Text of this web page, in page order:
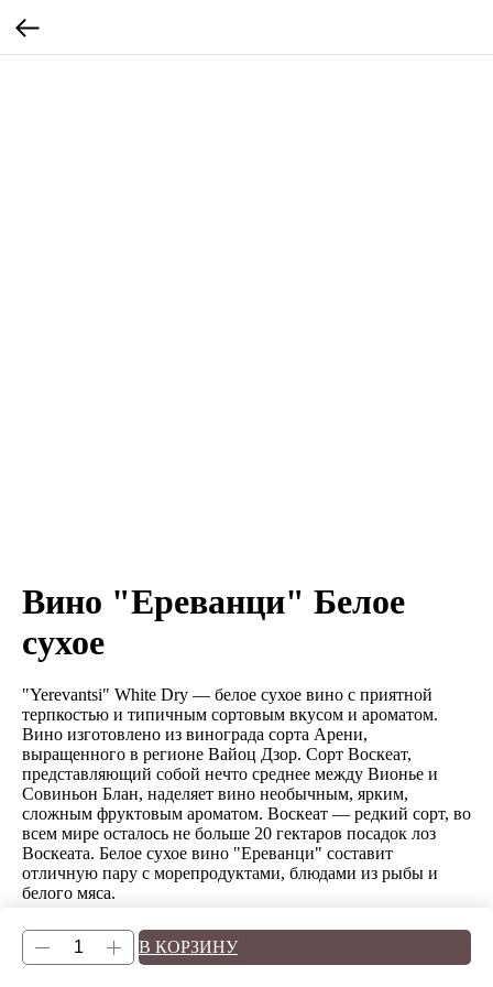
Вино "Ереванци" Белое
сухое
В КОРЗИНУ
"Yerevantsi" White Dry — белое сухое вино с приятной
терпкостью и типичным сортовым вкусом и ароматом.
Вино изготовлено из винограда сорта Арени,
выращенного в регионе Вайоц Дзор. Сорт Воскеат,
представляющий собой нечто среднее между Вионье и
Совиньон Блан, наделяет вино необычным, ярким,
сложным фруктовым ароматом. Воскеат — редкий сорт, во
всем мире осталось не больше 20 гектаров посадок лоз
Воскеата. Белое сухое вино "Ереванци" составит
отличную пару с морепродуктами, блюдами из рыбы и
белого мяса.